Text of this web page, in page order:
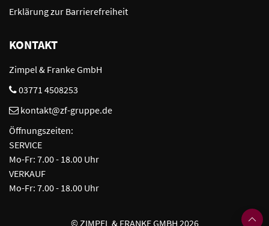
Erklärung zur Barrierefreiheit
KONTAKT
Zimpel & Franke GmbH
03771 4508253
kontakt@zf-gruppe.de
Öffnungszeiten:
SERVICE
Mo-Fr: 7.00 - 18.00 Uhr
VERKAUF
Mo-Fr: 7.00 - 18.00 Uhr
© ZIMPEL & FRANKE GMBH 2026